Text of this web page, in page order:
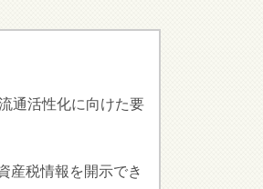
通活性化に向けた要
産税情報を開示でき